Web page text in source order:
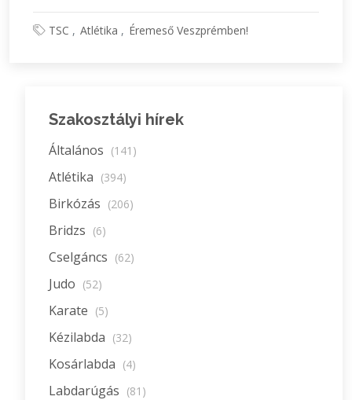
TSC Atlétika Éremeső Veszprémben!
Szakosztályi hírek
Általános (141)
Atlétika (394)
Birkózás (206)
Bridzs (6)
Cselgáncs (62)
Judo (52)
Karate (5)
Kézilabda (32)
Kosárlabda (4)
Labdarúgás (81)